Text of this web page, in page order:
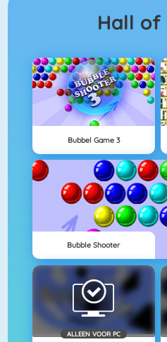
Hall of
Bubbel Game 3
Bubble Shooter
ALLEEN VOOR PC